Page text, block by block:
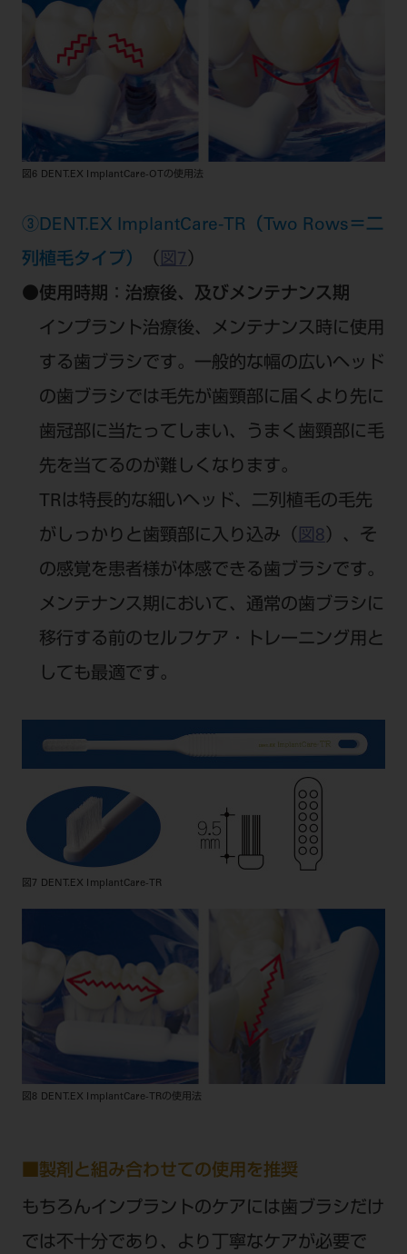
図6 DENT.EX ImplantCare-OTの使用法
③DENT.EX ImplantCare-TR（Two Rows＝二
列植毛タイプ）
（ 図7 ）
●使用時期：治療後、及びメンテナンス期
インプラント治療後、メンテナンス時に使用
する歯ブラシです。一般的な幅の広いヘッド
の歯ブラシでは毛先が歯頸部に届くより先に
歯冠部に当たってしまい、うまく歯頸部に毛
先を当てるのが難しくなります。
TRは特長的な細いヘッド、二列植毛の毛先
がしっかりと歯頸部に入り込み（ 図8 ）、そ
の感覚を患者様が体感できる歯ブラシです。
メンテナンス期において、通常の歯ブラシに
移行する前のセルフケア・トレーニング用と
しても最適です。
図7 DENT.EX ImplantCare-TR
図8 DENT.EX ImplantCare-TRの使用法
■製剤と組み合わせての使用を推奨
もちろんインプラントのケアには歯ブラシだけ
では不十分であり、より丁寧なケアが必要で